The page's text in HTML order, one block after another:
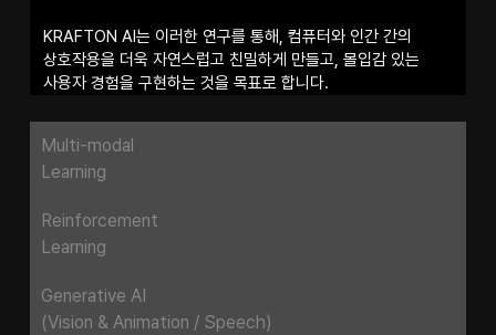
KRAFTON AI는 이러한 연구를 통해, 컴퓨터와 인간 간의
상호작용을 더욱 자연스럽고 친밀하게 만들고, 몰입감 있는
사용자 경험을 구현하는 것을 목표로 합니다.
Multi-modal
Learning
Reinforcement
Learning
Generative AI
(Vision & Animation / Speech)